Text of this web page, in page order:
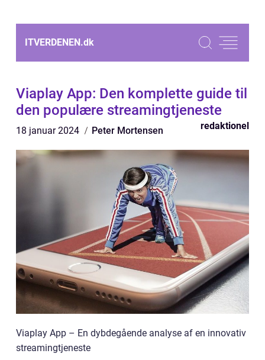
ITVERDENEN.dk
Viaplay App: Den komplette guide til
den populære streamingtjeneste
18 januar 2024 Peter Mortensen redaktionel
Viaplay App – En dybdegående analyse af en innovativ
streamingtjeneste